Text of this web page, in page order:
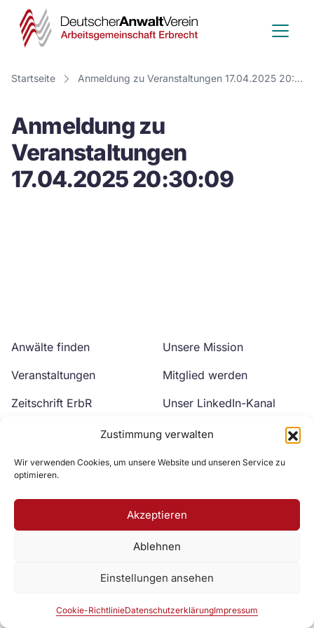
Zustimmung verwalten
Wir verwenden Cookies, um unsere Website und unseren Service zu
optimieren.
Akzeptieren
Ablehnen
Einstellungen ansehen
Cookie-RichtlinieDatenschutzerklärungImpressum
Deutscher
Anwalt
Verein
Startseite Anmeldung zu Veranstaltungen 17.04.2025 20:30:09
Anmeldung zu
Veranstaltungen
17.04.2025 20:30:09
Anwälte finden
Veranstaltungen
Zeitschrift ErbR
Unsere Mission
Mitglied werden
Unser LinkedIn-Kanal
Unser YouTube-Kanal
Zur DAV Webseite